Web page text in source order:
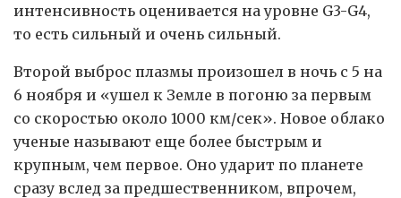
интенсивность оценивается на уровне G3-G4,
то есть сильный и очень сильный.
Второй выброс плазмы произошел в ночь с 5 на
6 ноября и «ушел к Земле в погоню за первым
со скоростью около 1000 км/сек». Новое облако
ученые называют еще более быстрым и
крупным, чем первое. Оно ударит по планете
сразу вслед за предшественником, впрочем,